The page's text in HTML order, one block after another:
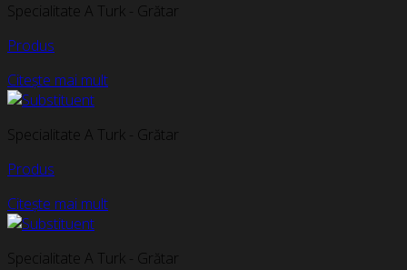
Specialitate A Turk - Grătar
Produs
Citește mai mult
Specialitate A Turk - Grătar
Produs
Citește mai mult
Specialitate A Turk - Grătar